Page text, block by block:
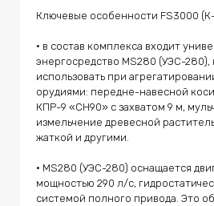
мульчером. • измельчитель FH40 (КПК-3000) имеет
измельчающий аппарат
предметов, гидравлически
силосопровод и может быть
доизмельчающим устройством
более качественной заготовки
кукурузы. • опционально на комбайн FS3000 (К-Г-6)
может быть установлена система
консервантов. Передне-навесной комбайн FH40
(КПК-3000) также выпускается в
под торговым названием FT40
Ключевые особенности FS3000
• в состав комплекса входит
энергосредство MS280 (УЭС-
использовать при
орудиями: передне-навесной
КПР-9 «CH90» с захватом 9 м,
измельчение древесной
жаткой и другими.
• MS280 (УЭС-280) оснащается
мощностью 290 л/с,
системой полного привода. Это